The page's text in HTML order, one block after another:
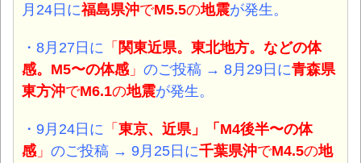
月24日に福島県沖でM5.5の地震が発生。
・8月27日に 「 関東近県。東北地方。などの体
感。M5〜の体感 」 のご投稿 → 8月29日に青森県
東方沖でM6.1の地震が発生。
・9月24日に 「 東京、近県」「M4後半〜の体
感 」 のご投稿 → 9月25日に千葉県沖でM4.5の地